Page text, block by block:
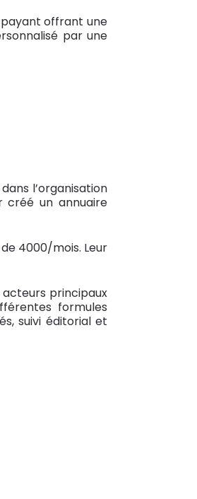
payant offrant une
par une
l’organisation
créé un annuaire
4000/mois. Leur
principaux
formules
suivi éditorial et